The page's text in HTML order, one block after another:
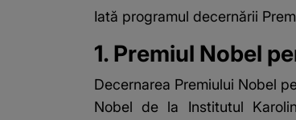
Iată programul decernării
1. Premiul Nobel
Decernarea Premiului Nobel
Nobel de la Institutul